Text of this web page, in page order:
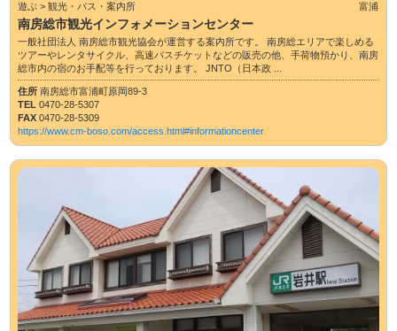
遊ぶ > 観光・バス・案内所 富浦
南房総市観光インフォメーションセンター
一般社団法人 南房総市観光協会が運営する案内所です。 南房総エリアで楽しめる
ツアーやレンタサイクル、高速バスチケットなどの販売の他、手荷物預かり、南房
総市内の宿のお手配等を行っております。 JNTO（日本政 ...
住所南房総市富浦町原岡89-3
TEL0470-28-5307
FAX0470-28-5309
https://www.cm-boso.com/access.html#informationcenter